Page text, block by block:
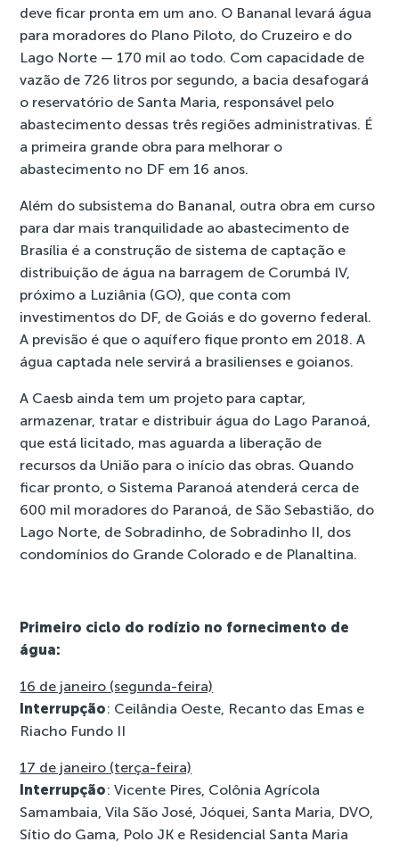
deve ficar pronta em um ano. O Bananal levará água
para moradores do Plano Piloto, do Cruzeiro e do
Lago Norte — 170 mil ao todo. Com capacidade de
vazão de 726 litros por segundo, a bacia desafogará
o reservatório de Santa Maria, responsável pelo
abastecimento dessas três regiões administrativas. É
a primeira grande obra para melhorar o
abastecimento no DF em 16 anos.
Além do subsistema do Bananal, outra obra em curso
para dar mais tranquilidade ao abastecimento de
Brasília é a construção de sistema de captação e
distribuição de água na barragem de Corumbá IV,
próximo a Luziânia (GO), que conta com
investimentos do DF, de Goiás e do governo federal.
A previsão é que o aquífero fique pronto em 2018. A
água captada nele servirá a brasilienses e goianos.
A Caesb ainda tem um projeto para captar,
armazenar, tratar e distribuir água do Lago Paranoá,
que está licitado, mas aguarda a liberação de
recursos da União para o início das obras. Quando
ficar pronto, o Sistema Paranoá atenderá cerca de
600 mil moradores do Paranoá, de São Sebastião, do
Lago Norte, de Sobradinho, de Sobradinho II, dos
condomínios do Grande Colorado e de Planaltina.
Primeiro ciclo do rodízio no fornecimento de
água:
16 de janeiro (segunda-feira)
Interrupção: Ceilândia Oeste, Recanto das Emas e
Riacho Fundo II
17 de janeiro (terça-feira)
Interrupção: Vicente Pires, Colônia Agrícola
Samambaia, Vila São José, Jóquei, Santa Maria, DVO,
Sítio do Gama, Polo JK e Residencial Santa Maria